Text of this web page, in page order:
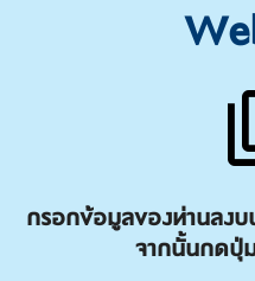
กรอกข้อมูลของท่านลง
จากนั้นกดปุ่